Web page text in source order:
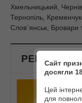
Хмельницький,
Тернопіль,
Слов`янськ, Бровари
Сайт
досягли
Цей
для